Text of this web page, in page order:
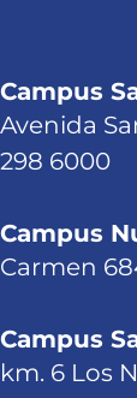
Campus
Avenida
298 6000
Campus
Carmen
Campus
km. 6 Los